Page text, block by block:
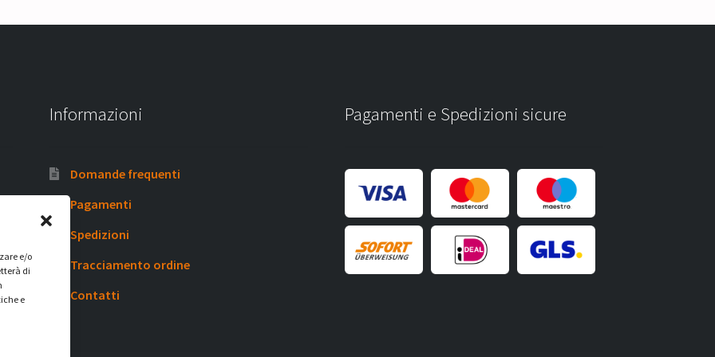
e/o
di
e
Informazioni
Domande frequenti
Pagamenti
Spedizioni
Tracciamento ordine
Contatti
Pagamenti e Spedizioni sicure